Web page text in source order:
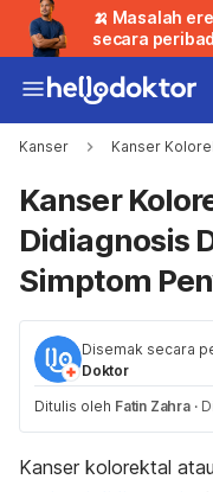
🍌 Masalah
secara
Kanser Kanser
Kanser
Didiagnosis
Simptom
Disemak secara
Doktor
Ditulis oleh Fatin Zahra ·
Kanser kolorektal